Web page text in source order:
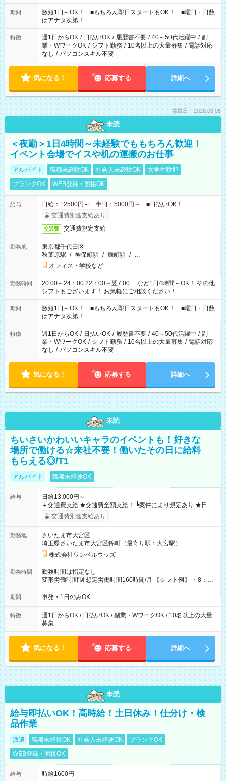
シフトもございます！ お気軽にご相談ください！
期間
激短1日～OK！ ■もちろん即日スタートもOK！ ■曜日・日数
はアナタ次第！
特徴 週1日からOK / 日払いOK / 履歴書不要 / 40～50代活躍中 / 副
業・WワークOK / シフト勤務 / 10名以上の大量募集 / 電話対応
なし / パソコンスキル不要
気になる！ 応募する 詳細へ
掲載日：2026.08.05
未読
＜夜勤＞1日4時間～未経験でももちろん歓迎！
イベント会場でイスや机の運搬のお仕事
アルバイト 職種未経験OK 社会人未経験OK
大学生歓迎
ブランクOK
WEB登録・面接OK
給与
日給：12500円～ 半日：5000円～ ■日払いOK！
交通費別途支給あり
交通費 交通費規定支給
勤務地
東京都千代田区
秋葉原駅 / 神保町駅 / 麹町駅 / …
オフィス・学校など
勤務時間
20:00～24：00 22：00～翌7:00 …など1日4時間～OK！ その他
シフトもございます！ お気軽にご相談ください！
期間
激短1日～OK！ ■もちろん即日スタートもOK！ ■曜日・日数
はアナタ次第！
特徴 週1日からOK / 日払いOK / 履歴書不要 / 40～50代活躍中 / 副
業・WワークOK / シフト勤務 / 10名以上の大量募集 / 電話対応
なし / パソコンスキル不要
気になる！ 応募する 詳細へ
未読
ちいさいかわいいキャラのイベントも！好きな
場所で働ける☆来社不要！働いたその日に給料
もらえる◎/T1
アルバイト 職種未経験OK
給与
日給13,000円～
＋交通費支給 ★交通費全額支給！ ┗案件により規定あり ★日払
いOK！（規定あり） ┗働いたその日に現金GET♪ お仕事後はコ
ンビニATMから 日払い分を引き落とせます！ 【試用期間】試
交通費別途支給あり
勤務地
さいたま市大宮区
埼玉県さいたま市大宮区錦町（最寄り駅：大宮駅）
株式会社ワンベルウッズ
勤務時間
勤務時間は指定なし
変形労働時間制 想定労働時間160時間/月 【シフト例】 ・8：00
～21：00
期間 単発・1日のみOK
特徴
週1日からOK / 日払いOK / 副業・WワークOK / 10名以上の大量
募集
気になる！ 応募する 詳細へ
未読
給与即払いOK！高時給！土日休み！仕分け・検
品作業
派遣 職種未経験OK 社会人未経験OK
ブランクOK
WEB登録・面接OK
給与
時給1600円